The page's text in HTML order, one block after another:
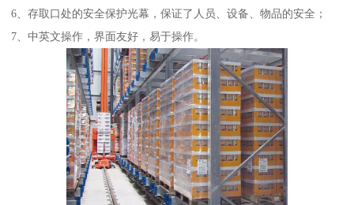
6、存取口处的安全保护光幕，保证了人员、设备、物品的安全；
7、中英文操作，界面友好，易于操作。